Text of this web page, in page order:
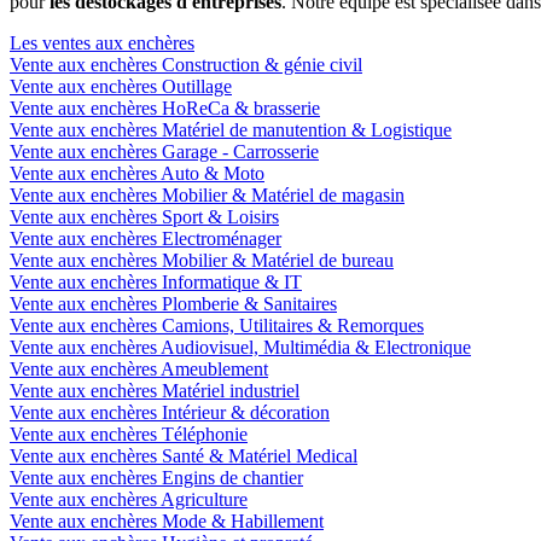
Les ventes aux enchères
Vente aux enchères Construction & génie civil
Vente aux enchères Outillage
Vente aux enchères HoReCa & brasserie
Vente aux enchères Matériel de manutention & Logistique
Vente aux enchères Garage - Carrosserie
Vente aux enchères Auto & Moto
Vente aux enchères Mobilier & Matériel de magasin
Vente aux enchères Sport & Loisirs
Vente aux enchères Electroménager
Vente aux enchères Mobilier & Matériel de bureau
Vente aux enchères Informatique & IT
Vente aux enchères Plomberie & Sanitaires
Vente aux enchères Camions, Utilitaires & Remorques
Vente aux enchères Audiovisuel, Multimédia & Electronique
Vente aux enchères Ameublement
Vente aux enchères Matériel industriel
Vente aux enchères Intérieur & décoration
Vente aux enchères Téléphonie
Vente aux enchères Santé & Matériel Medical
Vente aux enchères Engins de chantier
Vente aux enchères Agriculture
Vente aux enchères Mode & Habillement